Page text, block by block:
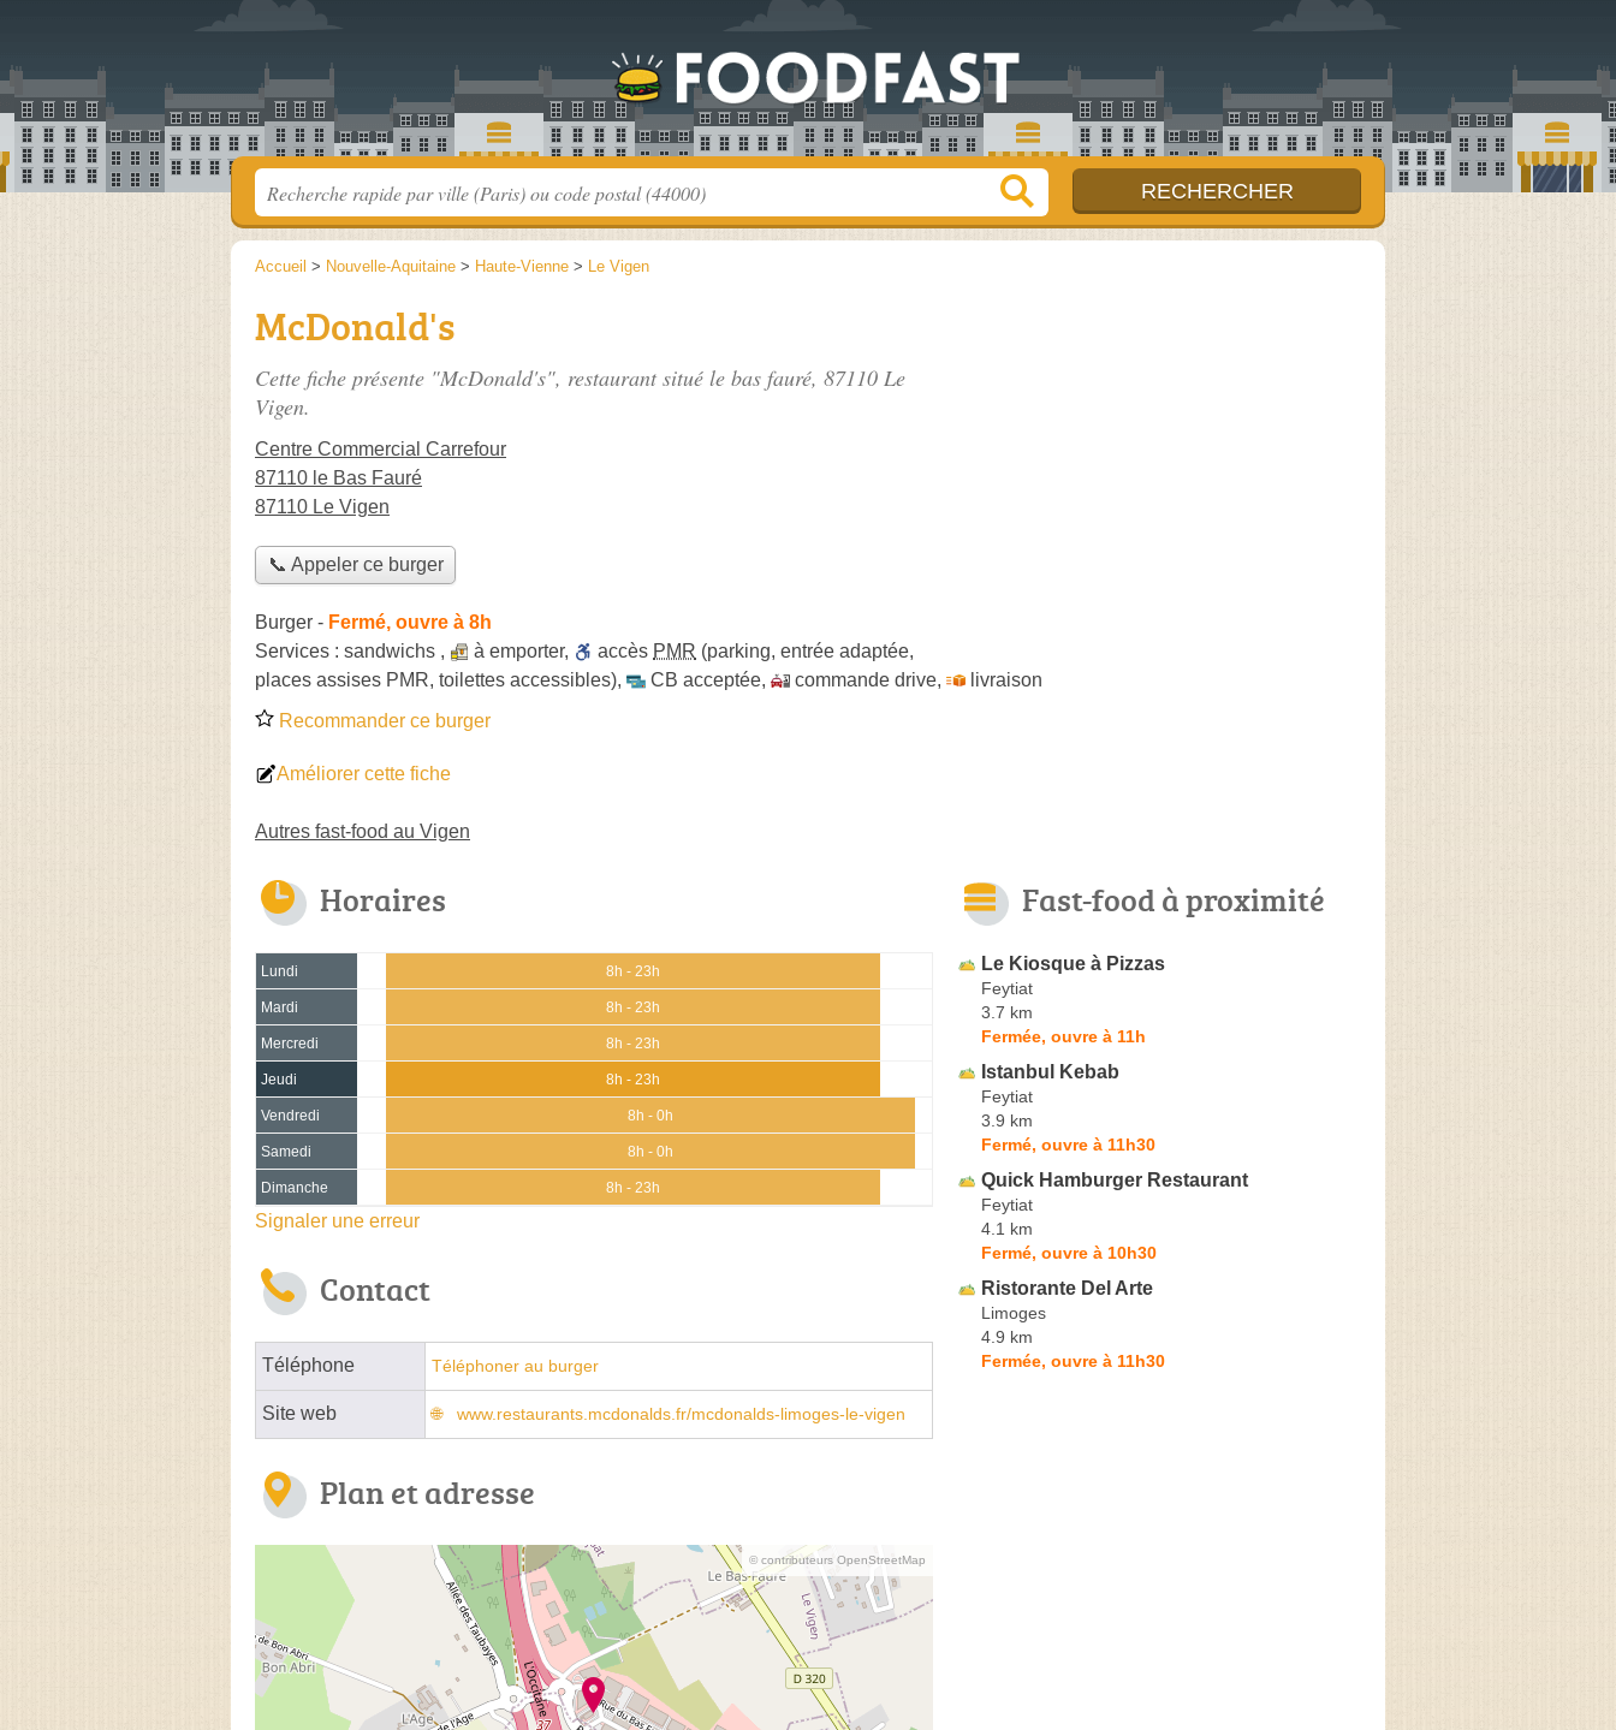
Accueil > Nouvelle-Aquitaine > Haute-Vienne > Le Vigen
McDonald's
Cette fiche présente "McDonald's", restaurant situé le bas fauré, 87110 Le
Vigen.
Centre Commercial Carrefour
87110 le Bas Fauré
87110 Le Vigen
📞 Appeler ce burger
Burger - Fermé, ouvre à 8h
Services : sandwichs , à emporter, accès PMR (parking, entrée adaptée,
places assises PMR, toilettes accessibles), CB acceptée, commande drive,
livraison
Recommander ce burger
Améliorer cette fiche
Autres fast-food au Vigen
Horaires
Lundi 8h - 23h
Mardi 8h - 23h
Mercredi 8h - 23h
Jeudi 8h - 23h
Vendredi 8h - 0h
Samedi 8h - 0h
Dimanche 8h - 23h
Signaler une erreur
Contact
Téléphone Téléphoner au burger
Site web www.restaurants.mcdonalds.fr/mcdonalds-limoges-le-vigen
Plan et adresse
© contributeurs OpenStreetMap
Fast-food à proximité
Le Kiosque à Pizzas
Feytiat
3.7 km
Fermée, ouvre à 11h
Istanbul Kebab
Feytiat
3.9 km
Fermé, ouvre à 11h30
Quick Hamburger Restaurant
Feytiat
4.1 km
Fermé, ouvre à 10h30
Ristorante Del Arte
Limoges
4.9 km
Fermée, ouvre à 11h30